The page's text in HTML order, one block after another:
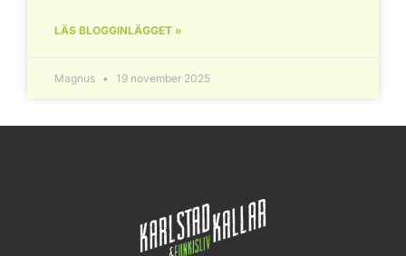
LÄS BLOGGINLÄGGET »
Magnus 19 november 2025